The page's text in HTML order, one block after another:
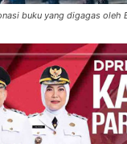
buku yang digagas oleh